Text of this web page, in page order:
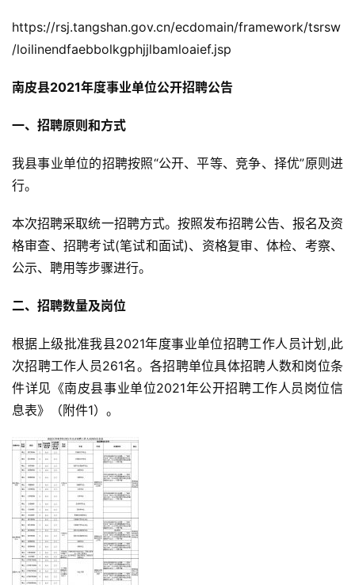
https://rsj.tangshan.gov.cn/ecdomain/framework/tsrsw
/loilinendfaebbolkgphjjlbamloaief.jsp
南皮县2021年度事业单位公开招聘公告
一、招聘原则和方式
我县事业单位的招聘按照“公开、平等、竞争、择优”原则进
行。
本次招聘采取统一招聘方式。按照发布招聘公告、报名及资
格审查、招聘考试(笔试和面试)、资格复审、体检、考察、
公示、聘用等步骤进行。
二、招聘数量及岗位
根据上级批准我县2021年度事业单位招聘工作人员计划,此
次招聘工作人员261名。各招聘单位具体招聘人数和岗位条
件详见《南皮县事业单位2021年公开招聘工作人员岗位信
息表》（附件1）。